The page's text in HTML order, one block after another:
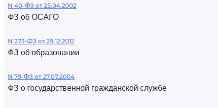
N 40-ФЗ от 25.04.2002
ФЗ об ОСАГО
N 273-ФЗ от 29.12.2012
ФЗ об образовании
N 79-ФЗ от 27.07.2004
ФЗ о государственной гражданской службе